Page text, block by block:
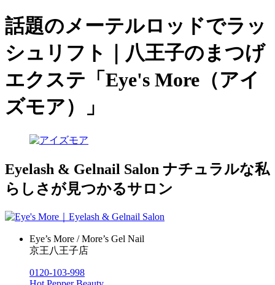
話題のメーテルロッドでラッ
シュリフト｜八王子のまつげ
エクステ「Eye's More（アイ
ズモア）」
Eyelash & Gelnail Salon ナチュラルな私
らしさが見つかるサロン
Eye’s More / More’s Gel Nail
京王八王子店
0120-103-998